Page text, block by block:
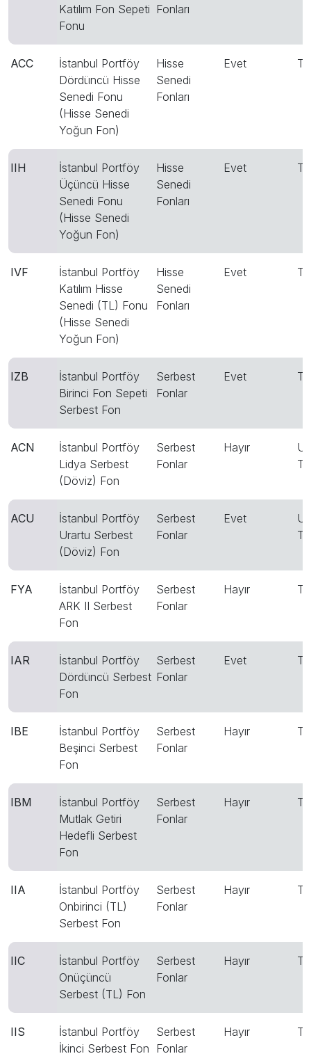
Katılım Fon Sepeti
Fonu
Fonları
ACC
İstanbul Portföy
Dördüncü Hisse
Senedi Fonu
(Hisse Senedi
Yoğun Fon)
Hisse
Senedi
Fonları
Evet
IIH
İstanbul Portföy
Üçüncü Hisse
Senedi Fonu
(Hisse Senedi
Yoğun Fon)
Hisse
Senedi
Fonları
Evet
IVF
İstanbul Portföy
Katılım Hisse
Senedi (TL) Fonu
(Hisse Senedi
Yoğun Fon)
Hisse
Senedi
Fonları
Evet
IZB
İstanbul Portföy
Birinci Fon Sepeti
Serbest Fon
Serbest
Fonlar
Evet
ACN
İstanbul Portföy
Lidya Serbest
(Döviz) Fon
Serbest
Fonlar
Hayır
ACU
İstanbul Portföy
Urartu Serbest
(Döviz) Fon
Serbest
Fonlar
Evet
FYA
İstanbul Portföy
ARK II Serbest
Fon
Serbest
Fonlar
Hayır
IAR
İstanbul Portföy
Dördüncü Serbest
Fon
Serbest
Fonlar
Evet
IBE
İstanbul Portföy
Beşinci Serbest
Fon
Serbest
Fonlar
Hayır
IBM
İstanbul Portföy
Mutlak Getiri
Hedefli Serbest
Fon
Serbest
Fonlar
Hayır
IIA
İstanbul Portföy
Onbirinci (TL)
Serbest Fon
Serbest
Fonlar
Hayır
IIC
İstanbul Portföy
Onüçüncü
Serbest (TL) Fon
Serbest
Fonlar
Hayır
IIS
İstanbul Portföy
İkinci Serbest Fon
Serbest
Fonlar
Hayır